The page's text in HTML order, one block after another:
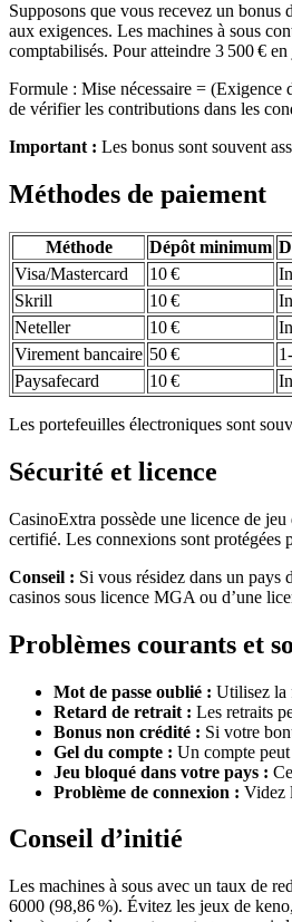
Supposons que vous recevez un
aux exigences. Les machines à sous
comptabilisés. Pour atteindre 3 500 €
Formule : Mise nécessaire =
de vérifier les contributions dans les
Important : Les bonus sont souvent
Méthodes de paiement
Méthode Dépôt minimum
Visa/Mastercard
10 €
Skrill
10 €
Neteller
10 €
Virement bancaire 50 €
Paysafecard
10 €
Les portefeuilles électroniques sont
Sécurité et licence
CasinoExtra possède une licence de
certifié. Les connexions sont protégées
Conseil : Si vous résidez dans un pays
casinos sous licence MGA ou d’une
Problèmes courants et
Mot de passe oublié : Utilisez la
Retard de retrait : Les retraits
Bonus non crédité : Si votre
Gel du compte : Un compte
Jeu bloqué dans votre pays :
Problème de connexion : Videz
Conseil d’initié
Les machines à sous avec un taux de
6000 (98,86 %). Évitez les jeux de